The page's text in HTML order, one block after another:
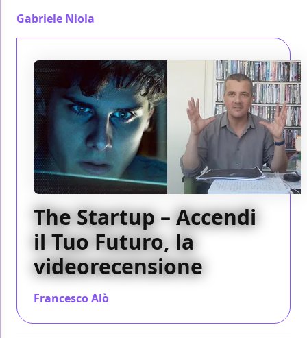
Gabriele Niola
The Startup – Accendi
il Tuo Futuro, la
videorecensione
Francesco Alò